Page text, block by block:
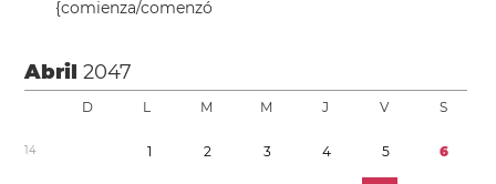
{comienza/comenzó
Abril2047
D L M M J V S
14 1 2 3 4 5 6